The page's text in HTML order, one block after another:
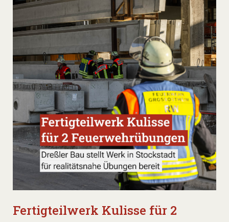
Fertigteilwerk Kulisse für 2